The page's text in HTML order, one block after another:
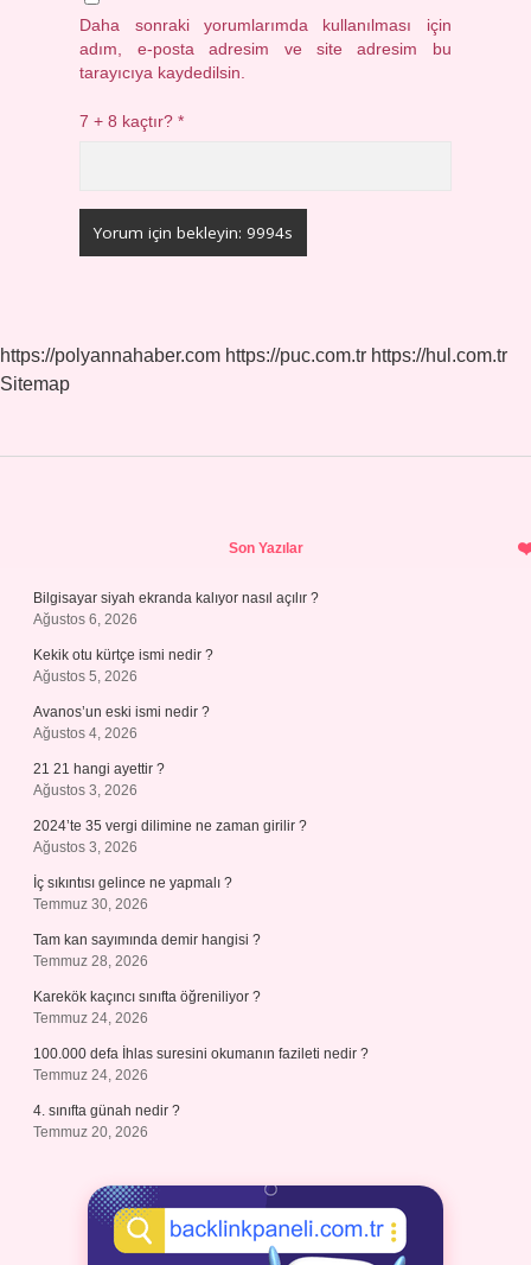
Daha sonraki yorumlarımda kullanılması için
adım, e-posta adresim ve site adresim bu
tarayıcıya kaydedilsin.
7 + 8 kaçtır?*
https://polyannahaber.com https://puc.com.tr https://hul.com.tr
Sitemap
Son Yazılar
Bilgisayar siyah ekranda kalıyor nasıl açılır ?
Ağustos 6, 2026
Kekik otu kürtçe ismi nedir ?
Ağustos 5, 2026
Avanos’un eski ismi nedir ?
Ağustos 4, 2026
21 21 hangi ayettir ?
Ağustos 3, 2026
2024’te 35 vergi dilimine ne zaman girilir ?
Ağustos 3, 2026
İç sıkıntısı gelince ne yapmalı ?
Temmuz 30, 2026
Tam kan sayımında demir hangisi ?
Temmuz 28, 2026
Karekök kaçıncı sınıfta öğreniliyor ?
Temmuz 24, 2026
100.000 defa İhlas suresini okumanın fazileti nedir ?
Temmuz 24, 2026
4. sınıfta günah nedir ?
Temmuz 20, 2026